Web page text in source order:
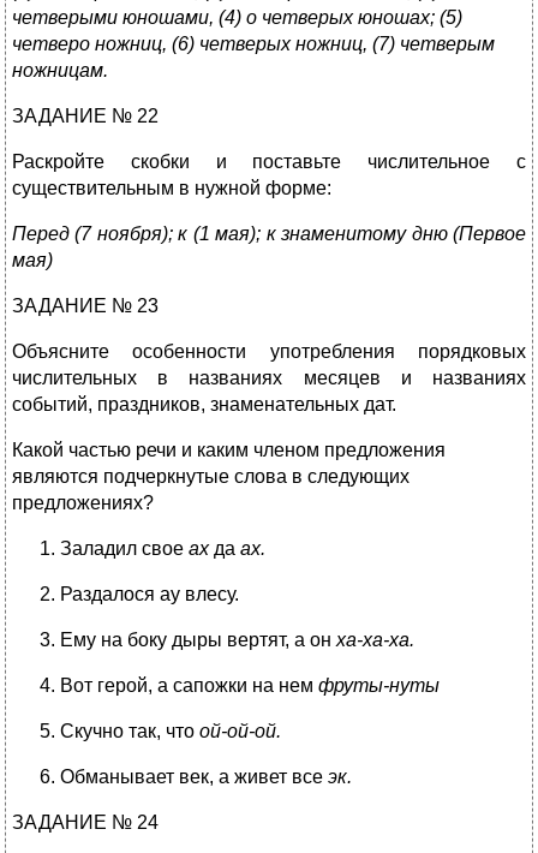
четверыми юношами, (4) о четверых юношах; (5)
четверо ножниц, (6) четверых ножниц, (7) четверым
ножницам.
ЗАДАНИЕ № 22
Раскройте скобки и поставьте числительное с
существительным в нужной форме:
Перед (7 ноября); к (1 мая); к знаменитому дню (Первое
мая)
ЗАДАНИЕ № 23
Объясните особенности употребления порядковых
числительных в названиях месяцев и названиях
событий, праздников, знаменательных дат.
Какой частью речи и каким членом предложения
являются подчеркнутые слова в следующих
предложениях?
Заладил свое ахда ах.
Раздалося ау влесу.
Ему на боку дыры вертят, а он ха-ха-ха.
Вот герой, а сапожки на нем фруты-нуты
Скучно так, что ой-ой-ой.
Обманывает век, а живет все эк.
ЗАДАНИЕ № 24